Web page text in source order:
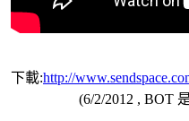
下載:http://
(6/2/2012 , BOT 是以